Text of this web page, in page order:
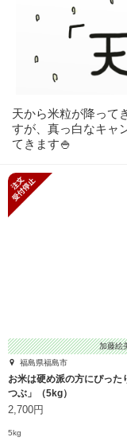
天から米粒が降っ
すが、真っ白なキャ
てきます🍚
加藤絵
福島県福島市
お米は硬め派の方にぴった
つぶ」（5kg）
2,700円
5kg